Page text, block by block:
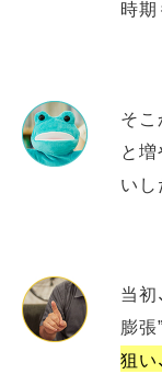
時期
そ
と
い
当
膨
狙い